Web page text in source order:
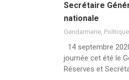
Secrétaire
nationale
Gendarmerie, Politique
14 septembre
journée cet été le
Réserves et